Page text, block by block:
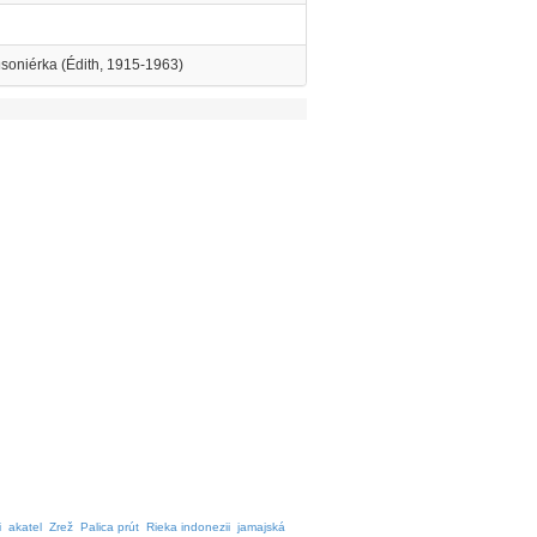
(Édith, 1915-1963)
akatel Zrež Palica prút Rieka indonezii jamajská